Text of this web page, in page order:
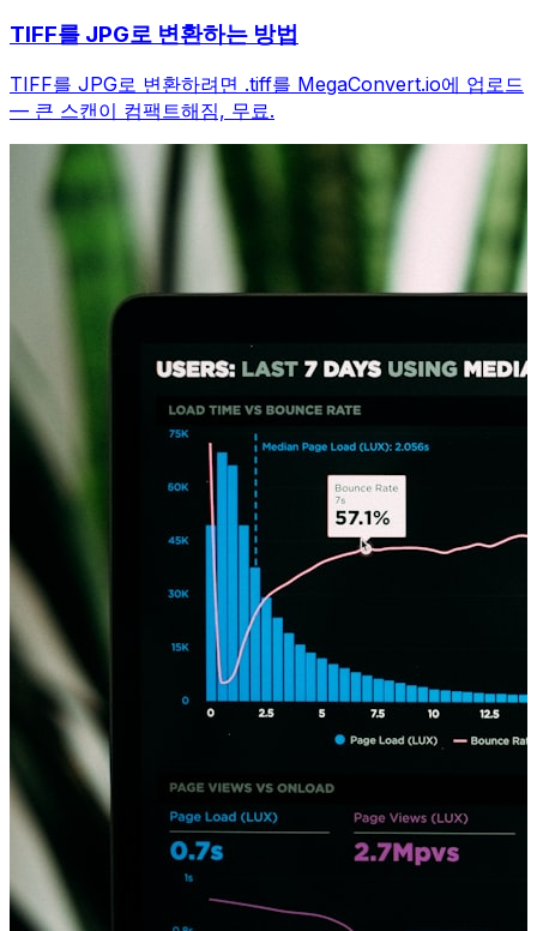
TIFF를 JPG로 변환하는 방법
TIFF를 JPG로 변환하려면 .tiff를 MegaConvert.io에 업로드
— 큰 스캔이 컴팩트해짐, 무료.